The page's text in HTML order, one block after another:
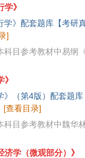
》
学》配套题库【考研
]
科目参考教材中易纲
》（第4版）配套题
[查看目录]
科目参考教材中魏华
学（微观部分）》